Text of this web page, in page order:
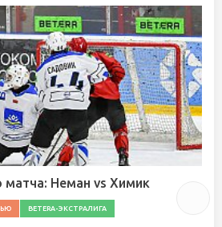
матча: Неман vs Химик
BETERA-ЭКСТРАЛИГА